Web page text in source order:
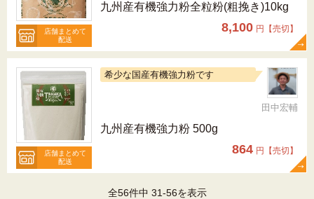
店舗まとめて
配送
九州産有機強力粉全粒粉(粗挽き)10kg
8,100 円【売切】
店舗まとめて
配送
希少な国産有機強力粉です
田中宏輔
九州産有機強力粉 500g
864 円【売切】
全56件中 31-56を表示